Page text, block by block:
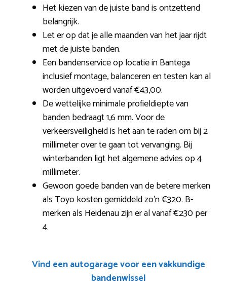
Het kiezen van de juiste band is ontzettend
belangrijk.
Let er op dat je alle maanden van het jaar rijdt
met de juiste banden.
Een bandenservice op locatie in Bantega
inclusief montage, balanceren en testen kan al
worden uitgevoerd vanaf €43,00.
De wettelijke minimale profieldiepte van
banden bedraagt 1,6 mm. Voor de
verkeersveiligheid is het aan te raden om bij 2
millimeter over te gaan tot vervanging. Bij
winterbanden ligt het algemene advies op 4
millimeter.
Gewoon goede banden van de betere merken
als Toyo kosten gemiddeld zo’n €320. B-
merken als Heidenau zijn er al vanaf €230 per
4.
Vind een autogarage voor een vakkundige
bandenwissel